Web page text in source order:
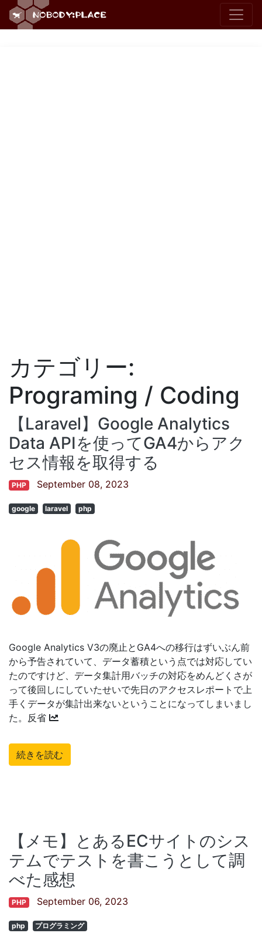
カテゴリー:
Programing / Coding
【Laravel】Google Analytics
Data APIを使ってGA4からアク
セス情報を取得する
PHP September 08, 2023
google laravel php
Google Analytics V3の廃止とGA4への移行はずいぶん前
から予告されていて、データ蓄積という点では対応してい
たのですけど、データ集計用バッチの対応をめんどくさが
って後回しにしていたせいで先日のアクセスレポートで上
手くデータが集計出来ないということになってしまいまし
た。反省
続きを読む
【メモ】とあるECサイトのシス
テムでテストを書こうとして調
べた感想
PHP September 06, 2023
php プログラミング